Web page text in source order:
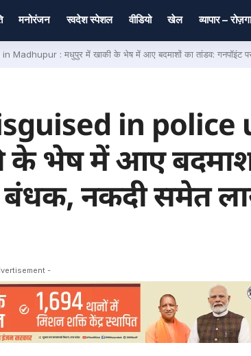
मनोरंजन स्वदेश स्पेशल वीडियो खेल व्यापार –
: मधुपुर में खाकी के भेष में आए बदमाशों का तांडव: गनपॉइंट पर पूरे परिवार
in
भेष में आए
बंधक, नकदी समेत
-